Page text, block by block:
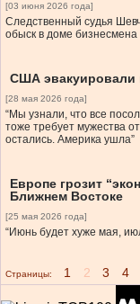
[03 июня 2026 года]
Следственный судья
обыск в доме бизнесмена
США эвакуировали
[28 мая 2026 года]
“Мы узнали, что все
тоже требует мужества
остались. Америка ушла”
Европе грозит
Ближнем Востоке
[25 мая 2026 года]
“Июнь будет хуже мая,
Страницы: 1 2 3 4